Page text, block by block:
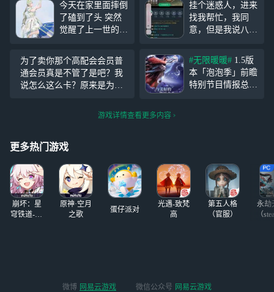
今天在家里面摔倒
了磕到了头 突然
觉醒了上一世的记
定要拍够 充足的
照片 V我一点内存
作为报答我给你看
上一世的照片#无
挂个迷惑人，进来
找我帮忙，我同
意，但是我说八分
我说你看不懂就算
了，你怎么还骂
人？-_-||
为了卖你那个高配会会员普
通会员真是不管了是吧？我
说怎么这么卡？原来是为了
pt 高配就流畅起来了，怎么
#无限暖暖# 1.5版
本「泡泡季」前瞻
特别节目情报总览
同牵手美好，于梦
幻的星海相遇！
在此为
游戏详情查看更多内容
更多热门游戏
崩坏：星
穹铁道-4.4
原神·空月
之歌
蛋仔派对
光遇-致梵
高
第五人格
（官服）
永劫
（
微博 网易云游戏 微信公众号 网易云游戏